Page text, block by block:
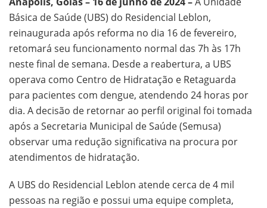
Básica de Saúde (UBS) do Residencial Leblon,
reinaugurada após reforma no dia 16 de fevereiro,
retomará seu funcionamento normal das 7h às 17h
neste final de semana. Desde a reabertura, a UBS
operava como Centro de Hidratação e Retaguarda
para pacientes com dengue, atendendo 24 horas por
dia. A decisão de retornar ao perfil original foi tomada
após a Secretaria Municipal de Saúde (Semusa)
observar uma redução significativa na procura por
atendimentos de hidratação.
A UBS do Residencial Leblon atende cerca de 4 mil
pessoas na região e possui uma equipe completa,